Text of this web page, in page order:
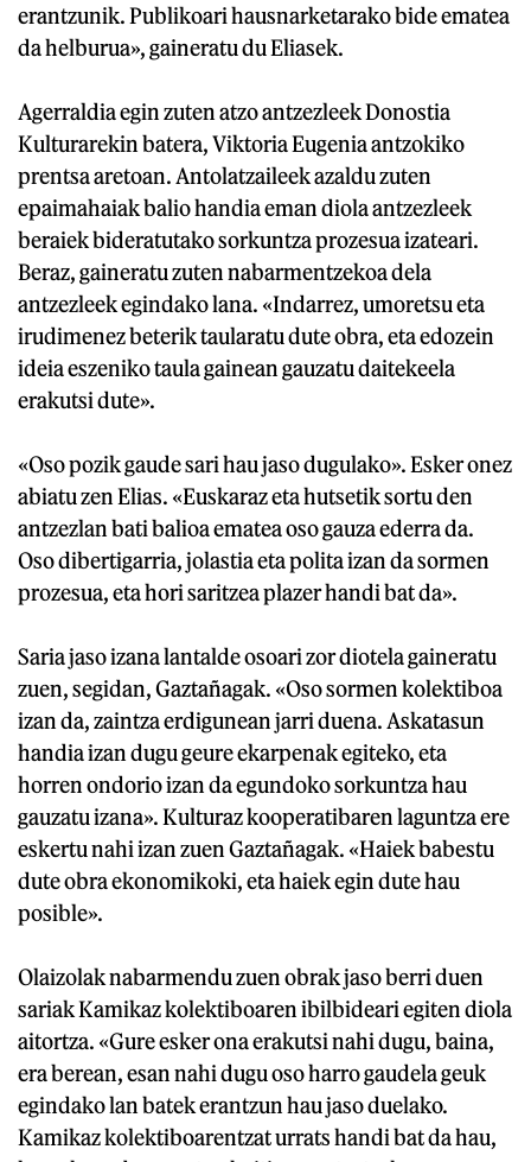
erantzunik. Publikoari hausnarketarako bide ematea
da helburua», gaineratu du Eliasek.
Agerraldia egin zuten atzo antzezleek Donostia
Kulturarekin batera, Viktoria Eugenia antzokiko
prentsa aretoan. Antolatzaileek azaldu zuten
epaimahaiak balio handia eman diola antzezleek
beraiek bideratutako sorkuntza prozesua izateari.
Beraz, gaineratu zuten nabarmentzekoa dela
antzezleek egindako lana. «Indarrez, umoretsu eta
irudimenez beterik taularatu dute obra, eta edozein
ideia eszeniko taula gainean gauzatu daitekeela
erakutsi dute».
«Oso pozik gaude sari hau jaso dugulako». Esker onez
abiatu zen Elias. «Euskaraz eta hutsetik sortu den
antzezlan bati balioa ematea oso gauza ederra da.
Oso dibertigarria, jolastia eta polita izan da sormen
prozesua, eta hori saritzea plazer handi bat da».
Saria jaso izana lantalde osoari zor diotela gaineratu
zuen, segidan, Gaztañagak. «Oso sormen kolektiboa
izan da, zaintza erdigunean jarri duena. Askatasun
handia izan dugu geure ekarpenak egiteko, eta
horren ondorio izan da egundoko sorkuntza hau
gauzatu izana». Kulturaz kooperatibaren laguntza ere
eskertu nahi izan zuen Gaztañagak. «Haiek babestu
dute obra ekonomikoki, eta haiek egin dute hau
posible».
Olaizolak nabarmendu zuen obrak jaso berri duen
sariak Kamikaz kolektiboaren ibilbideari egiten diola
aitortza. «Gure esker ona erakutsi nahi dugu, baina,
era berean, esan nahi dugu oso harro gaudela geuk
egindako lan batek erantzun hau jaso duelako.
Kamikaz kolektiboarentzat urrats handi bat da hau,